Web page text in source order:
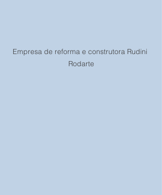
Empresa de reforma e construtora Rudini
Rodarte